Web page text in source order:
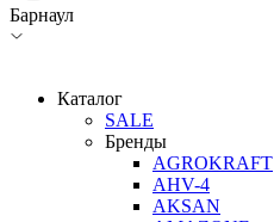
Барнаул
Каталог
SALE
Бренды
AGROKRAFT
AHV-4
AKSAN